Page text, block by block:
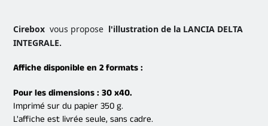
d'un
à
votre
Cirebox vous propose l'illustration de la LANCIA DELTA
INTEGRALE.
Affiche disponible en 2 formats :
Pour les dimensions : 30 x40.
Imprimé sur du papier 350 g.
L'affiche est livrée seule, sans cadre.